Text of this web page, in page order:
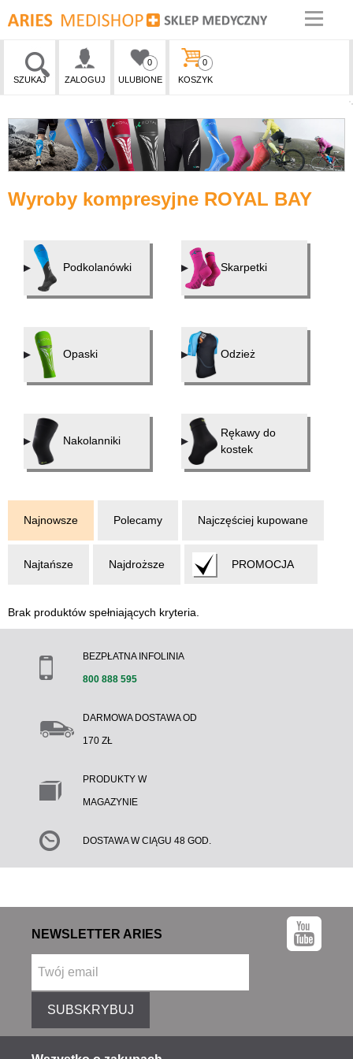
SZUKAJ ZALOGUJ ULUBIONE
0
KOSZYK
0
Wyroby kompresyjne ROYAL BAY
Podkolanówki Skarpetki
Opaski Odzież
Nakolanniki
Rękawy do
kostek
Najnowsze Polecamy Najczęściej kupowane
Najtańsze Najdroższe PROMOCJA
Brak produktów spełniających kryteria.
BEZPŁATNA INFOLINIA
800 888 595
DARMOWA DOSTAWA OD
170 ZŁ
PRODUKTY W
MAGAZYNIE
DOSTAWA W CIĄGU 48 GOD.
NEWSLETTER ARIES
SUBSKRYBUJ